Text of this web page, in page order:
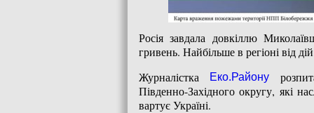
Росія завдала довкіллю
гривень. Найбільше в регіоні від
Журналістка
Еко.Району
Південно-Західного округу, які
вартує Україні.